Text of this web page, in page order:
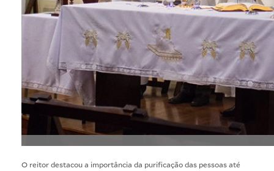
O reitor destacou a importância da purificação das pessoas até